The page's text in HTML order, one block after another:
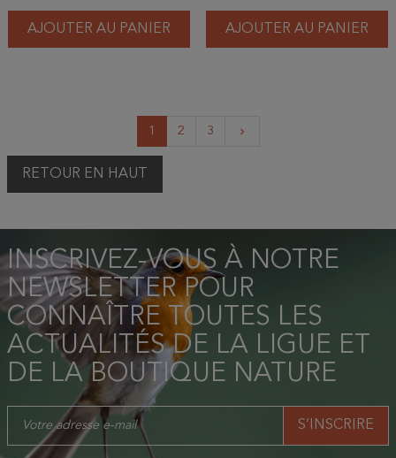
AJOUTER AU PANIER AJOUTER AU PANIER
1 2 3 keyboard_arrow_right
RETOUR EN HAUT
INSCRIVEZ-VOUS À NOTRE
NEWSLETTER POUR
CONNAÎTRE TOUTES LES
ACTUALITÉS DE LA LIGUE ET
DE LA BOUTIQUE NATURE